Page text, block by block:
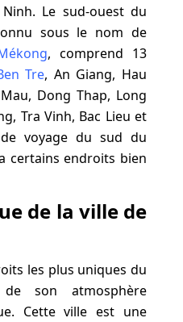
. Le sud-ouest du
sous le nom de
, comprend 13
Tre, An Giang, Hau
Dong Thap, Long
Tra Vinh, Bac Lieu et
voyage du sud du
certains endroits bien
de la ville de
les plus uniques du
son atmosphère
Cette ville est une